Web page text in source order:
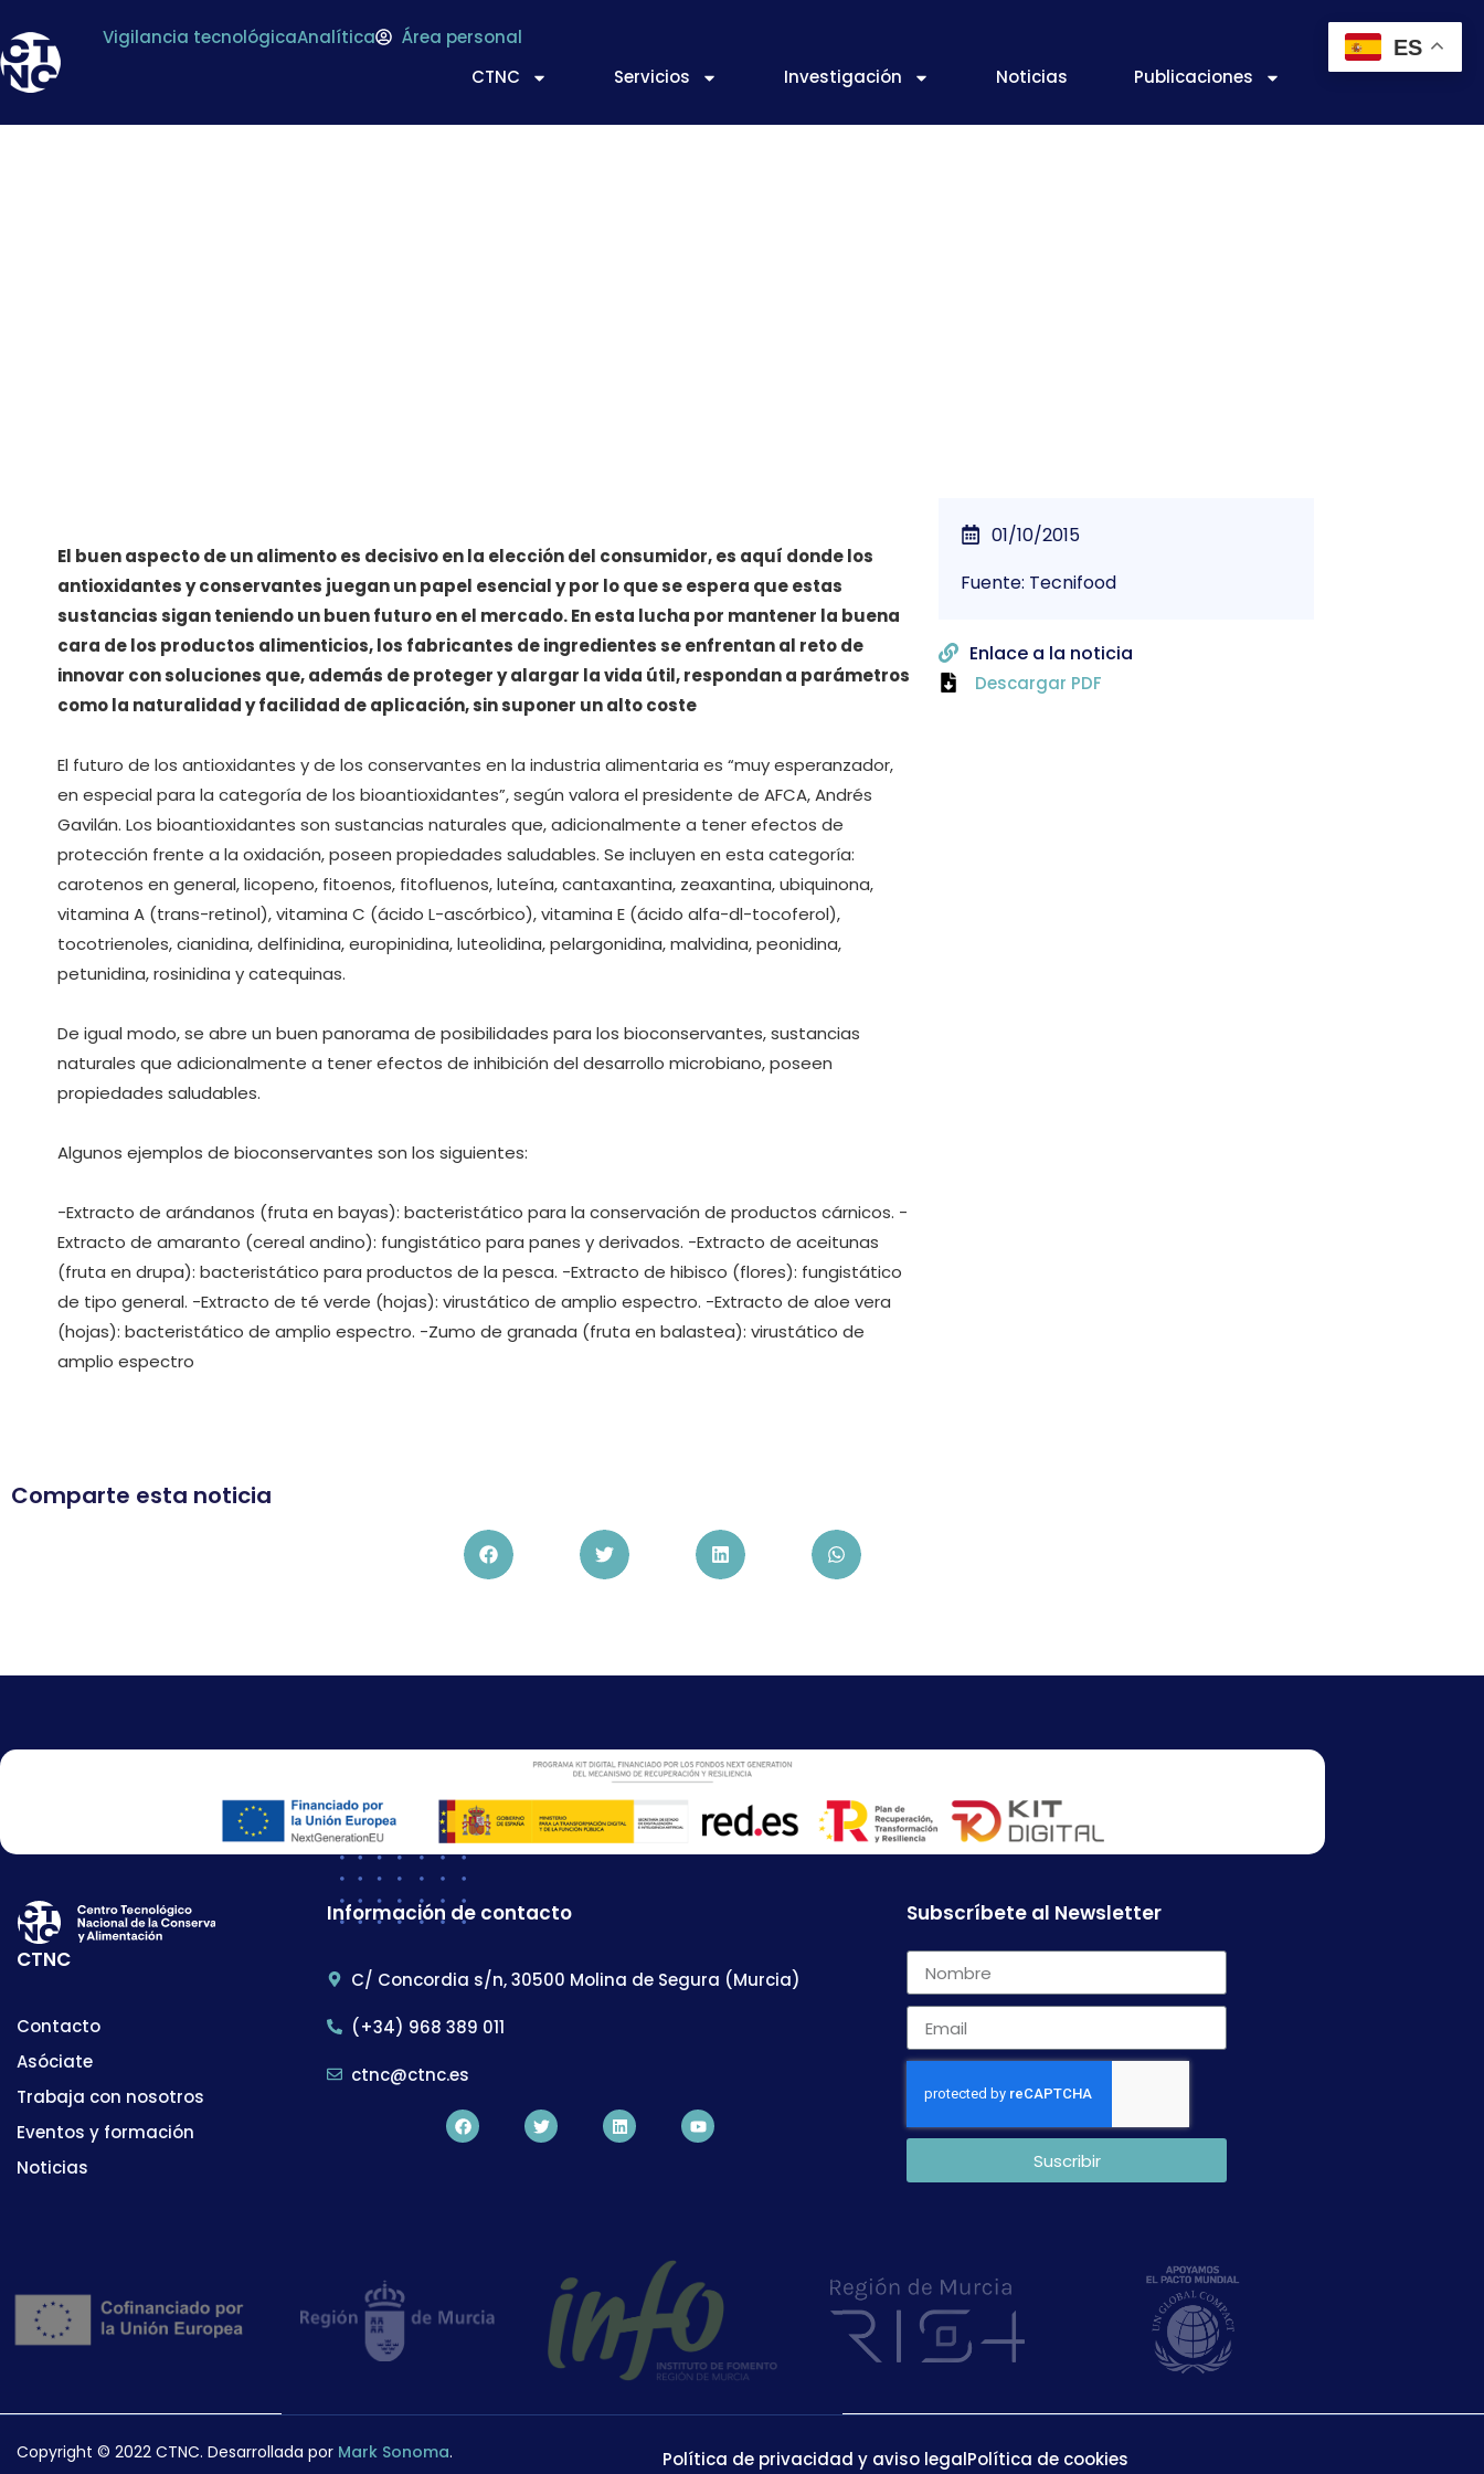
Vigilancia tecnológicaAnalítica
Área personal
CTNC
Servicios Investigación Noticias Publicaciones
El buen aspecto de un alimento es decisivo en la elección del consumidor, es aquí donde los
antioxidantes y conservantes juegan un papel esencial y por lo que se espera que estas
sustancias sigan teniendo un buen futuro en el mercado. En esta lucha por mantener la buena
cara de los productos alimenticios, los fabricantes de ingredientes se enfrentan al reto de
innovar con soluciones que, además de proteger y alargar la vida útil, respondan a parámetros
como la naturalidad y facilidad de aplicación, sin suponer un alto coste
El futuro de los antioxidantes y de los conservantes en la industria alimentaria es “muy esperanzador,
en especial para la categoría de los bioantioxidantes”, según valora el presidente de AFCA, Andrés
Gavilán. Los bioantioxidantes son sustancias naturales que, adicionalmente a tener efectos de
protección frente a la oxidación, poseen propiedades saludables. Se incluyen en esta categoría:
carotenos en general, licopeno, fitoenos, fitofluenos, luteína, cantaxantina, zeaxantina, ubiquinona,
vitamina A (trans-retinol), vitamina C (ácido L-ascórbico), vitamina E (ácido alfa-dl-tocoferol),
tocotrienoles, cianidina, delfinidina, europinidina, luteolidina, pelargonidina, malvidina, peonidina,
petunidina, rosinidina y catequinas.
De igual modo, se abre un buen panorama de posibilidades para los bioconservantes, sustancias
naturales que adicionalmente a tener efectos de inhibición del desarrollo microbiano, poseen
propiedades saludables.
Algunos ejemplos de bioconservantes son los siguientes:
-Extracto de arándanos (fruta en bayas): bacteristático para la conservación de productos cárnicos. -
Extracto de amaranto (cereal andino): fungistático para panes y derivados. -Extracto de aceitunas
(fruta en drupa): bacteristático para productos de la pesca. -Extracto de hibisco (flores): fungistático
de tipo general. -Extracto de té verde (hojas): virustático de amplio espectro. -Extracto de aloe vera
(hojas): bacteristático de amplio espectro. -Zumo de granada (fruta en balastea): virustático de
amplio espectro
01/10/2015
Fuente: Tecnifood
Enlace a la noticia
Descargar PDF
Comparte esta noticia
CTNC
Contacto
Asóciate
Trabaja con nosotros
Eventos y formación
Noticias
Información de contacto
C/ Concordia s/n, 30500 Molina de Segura (Murcia)
(+34) 968 389 011
ctnc@ctnc.es
Subscríbete al Newsletter
Suscribir
Copyright © 2022 CTNC. Desarrollada por Mark Sonoma. Política de privacidad y aviso legalPolítica de cookies
ES